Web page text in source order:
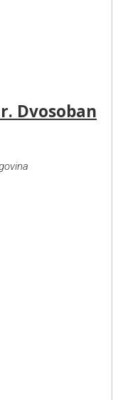
Dvosoban